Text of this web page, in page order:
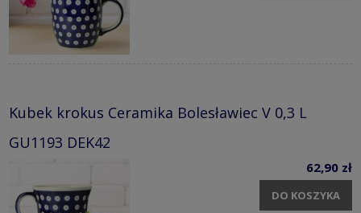
Kubek krokus Ceramika Bolesławiec V 0,3 L
GU1193 DEK42
62,90 zł
DO KOSZYKA